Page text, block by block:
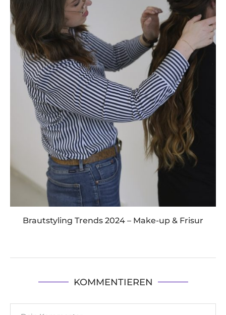
Brautstyling Trends 2024 – Make-up & Frisur
KOMMENTIEREN